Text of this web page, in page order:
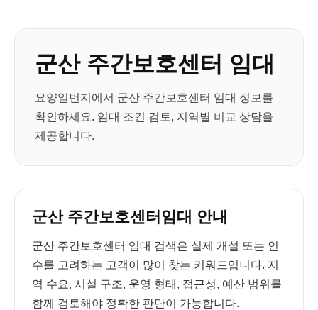
군산 주간보호센터 임대
요양일번지에서 군산 주간보호센터 임대 정보를
확인하세요. 임대 조건 검토, 지역별 비교 상담을
제공합니다.
군산 주간보호센터임대 안내
군산 주간보호센터 임대 검색은 실제 개설 또는 인
수를 고려하는 고객이 많이 찾는 키워드입니다. 지
역 수요, 시설 구조, 운영 형태, 접근성, 예산 범위를
함께 검토해야 정확한 판단이 가능합니다.